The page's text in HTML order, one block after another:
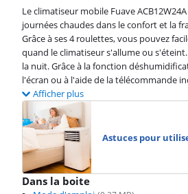
Le climatiseur mobile Fuave
journées chaudes dans le confort et la
Grâce à ses 4 roulettes, vous pouvez
quand le climatiseur s'allume ou
la nuit. Grâce à la fonction
l'écran ou à l'aide de la télécommande
Afficher plus
Astuces pour
Dans la boite